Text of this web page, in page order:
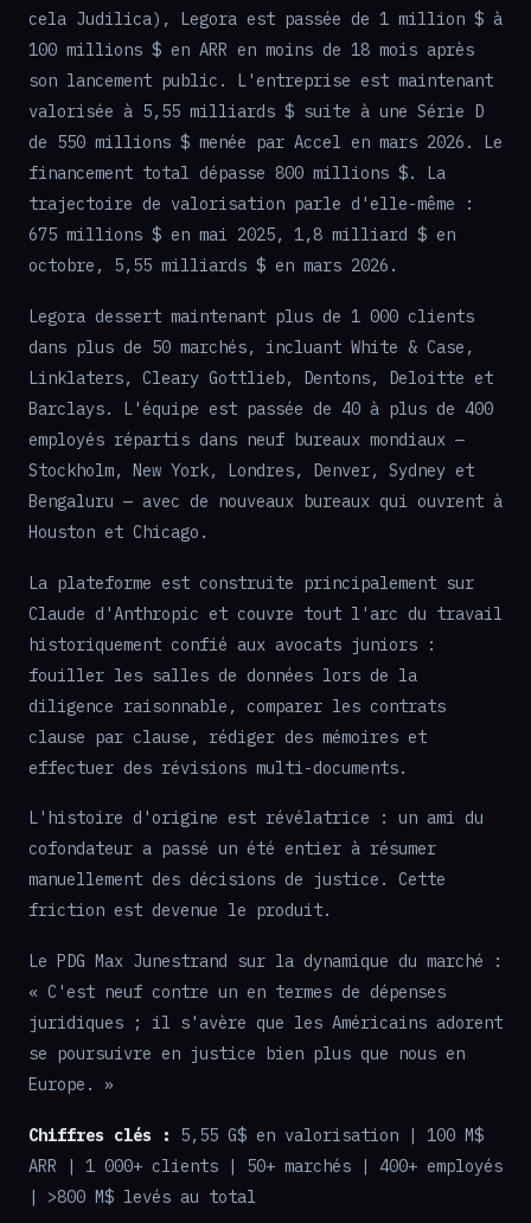
cela Judilica), Legora est passée de 1 million $ à
100 millions $ en ARR en moins de 18 mois après
son lancement public. L'entreprise est maintenant
valorisée à 5,55 milliards $ suite à une Série D
de 550 millions $ menée par Accel en mars 2026. Le
financement total dépasse 800 millions $. La
trajectoire de valorisation parle d'elle-même :
675 millions $ en mai 2025, 1,8 milliard $ en
octobre, 5,55 milliards $ en mars 2026.
Legora dessert maintenant plus de 1 000 clients
dans plus de 50 marchés, incluant White & Case,
Linklaters, Cleary Gottlieb, Dentons, Deloitte et
Barclays. L'équipe est passée de 40 à plus de 400
employés répartis dans neuf bureaux mondiaux —
Stockholm, New York, Londres, Denver, Sydney et
Bengaluru — avec de nouveaux bureaux qui ouvrent à
Houston et Chicago.
La plateforme est construite principalement sur
Claude d'Anthropic et couvre tout l'arc du travail
historiquement confié aux avocats juniors :
fouiller les salles de données lors de la
diligence raisonnable, comparer les contrats
clause par clause, rédiger des mémoires et
effectuer des révisions multi-documents.
L'histoire d'origine est révélatrice : un ami du
cofondateur a passé un été entier à résumer
manuellement des décisions de justice. Cette
friction est devenue le produit.
Le PDG Max Junestrand sur la dynamique du marché :
« C'est neuf contre un en termes de dépenses
juridiques ; il s'avère que les Américains adorent
se poursuivre en justice bien plus que nous en
Europe. »
Chiffres clés :
5,55 G$ en valorisation | 100 M$
ARR | 1 000+ clients | 50+ marchés | 400+ employés
| >800 M$ levés au total